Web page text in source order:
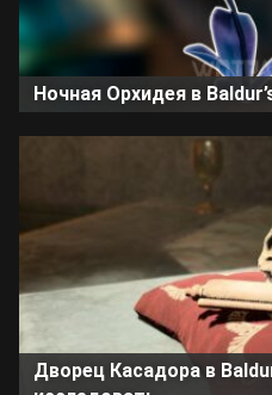
Ночная Орхидея в
Дворец Касадора в